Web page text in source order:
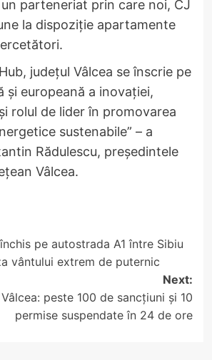
parteneriat prin care noi, CJ
la dispoziție apartamente
județul Vâlcea se înscrie pe
și europeană a inovației,
rolul de lider în promovarea
sustenabile” – a
Rădulescu, președintele
Vâlcea.
pe autostrada A1 între Sibiu
vântului extrem de puternic
Next:
peste 100 de sancțiuni și 10
permise suspendate în 24 de ore